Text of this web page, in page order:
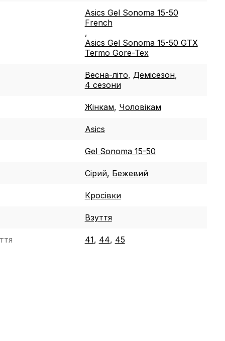
Asics Gel Sonoma 15-50
French
,
Asics Gel Sonoma 15-50 GTX
Termo Gore-Tex
Весна-літо, Демісезон,
4 сезони
Жінкам, Чоловікам
Asics
Gel Sonoma 15-50
Сірий, Бежевий
Кросівки
Взуття
41, 44, 45